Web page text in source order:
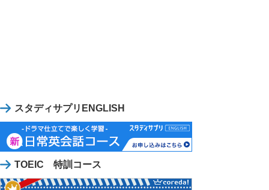
スタディサプリENGLISH
TOEIC 特訓コース